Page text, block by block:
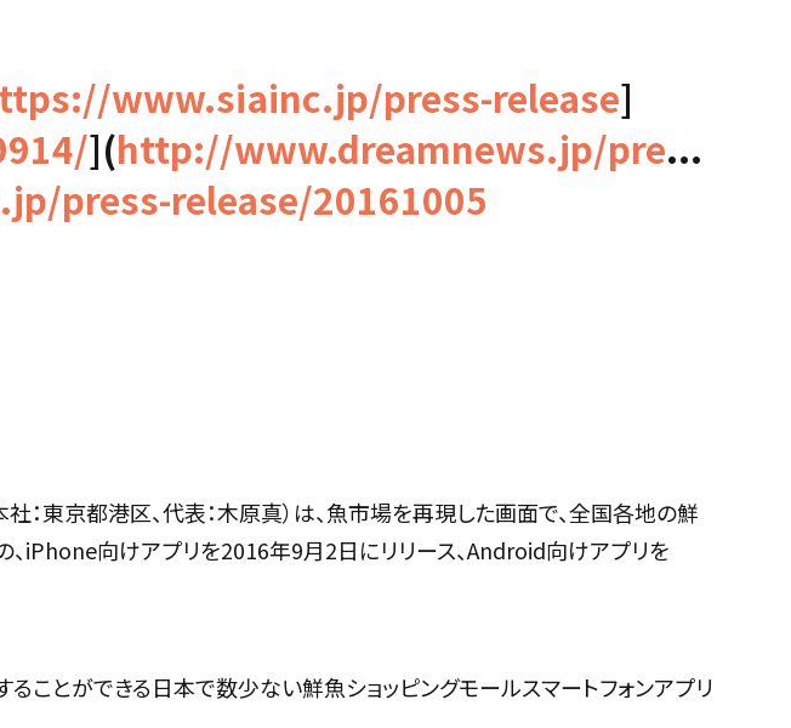
www.siainc.jp/press-release]
](http://www.dreamnews.jp/pre...
press-release/20161005
：東京都港区、代表：木原真）は、魚市場を再現した画面で、全国各地の鮮
、iPhone向けアプリを2016年9月2日にリリース、Android向けアプリを
とができる日本で数少ない鮮魚ショッピングモールスマートフォンアプリ